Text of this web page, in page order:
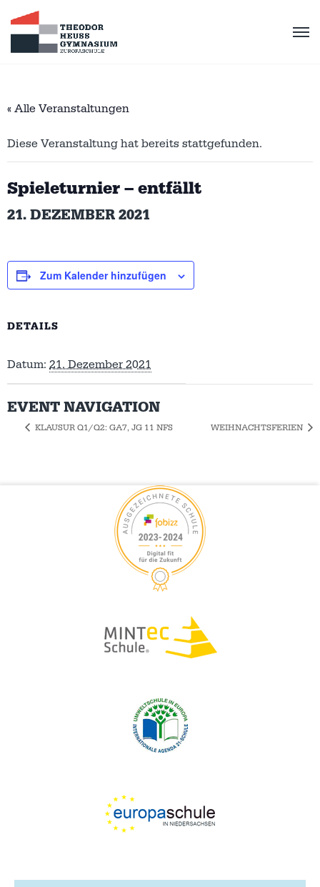
« Alle Veranstaltungen
Diese Veranstaltung hat bereits stattgefunden.
Spieleturnier – entfällt
21. DEZEMBER 2021
Zum Kalender hinzufügen
DETAILS
Datum: 21. Dezember 2021
EVENT NAVIGATION
KLAUSUR Q1/Q2: GA7, JG 11 NFS WEIHNACHTSFERIEN